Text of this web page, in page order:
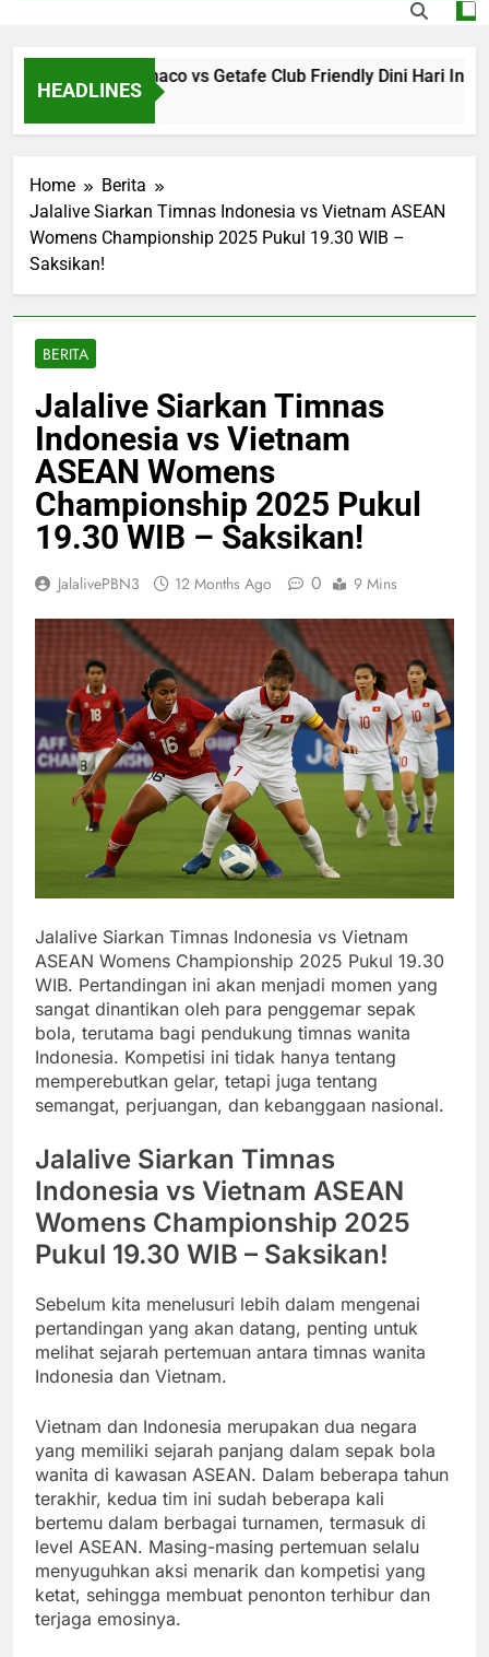
HEADLINES
Streaming Monaco vs Getafe Club Friendly Dini Hari Ini
Home
Berita
Jalalive Siarkan Timnas Indonesia vs Vietnam ASEAN
Womens Championship 2025 Pukul 19.30 WIB –
Saksikan!
BERITA
Jalalive Siarkan Timnas
Indonesia vs Vietnam
ASEAN Womens
Championship 2025 Pukul
19.30 WIB – Saksikan!
JalalivePBN3 12 Months Ago 0 9 Mins
Jalalive Siarkan Timnas Indonesia vs Vietnam
ASEAN Womens Championship 2025 Pukul 19.30
WIB. Pertandingan ini akan menjadi momen yang
sangat dinantikan oleh para penggemar sepak
bola, terutama bagi pendukung timnas wanita
Indonesia. Kompetisi ini tidak hanya tentang
memperebutkan gelar, tetapi juga tentang
semangat, perjuangan, dan kebanggaan nasional.
Jalalive Siarkan Timnas
Indonesia vs Vietnam ASEAN
Womens Championship 2025
Pukul 19.30 WIB – Saksikan!
Sebelum kita menelusuri lebih dalam mengenai
pertandingan yang akan datang, penting untuk
melihat sejarah pertemuan antara timnas wanita
Indonesia dan Vietnam.
Vietnam dan Indonesia merupakan dua negara
yang memiliki sejarah panjang dalam sepak bola
wanita di kawasan ASEAN. Dalam beberapa tahun
terakhir, kedua tim ini sudah beberapa kali
bertemu dalam berbagai turnamen, termasuk di
level ASEAN. Masing-masing pertemuan selalu
menyuguhkan aksi menarik dan kompetisi yang
ketat, sehingga membuat penonton terhibur dan
terjaga emosinya.